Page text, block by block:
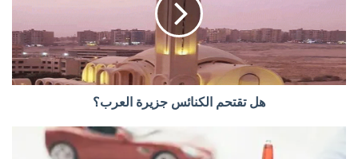
ح
م
ا
ل
هل تقتحم الكنائس جزيرة العرب؟